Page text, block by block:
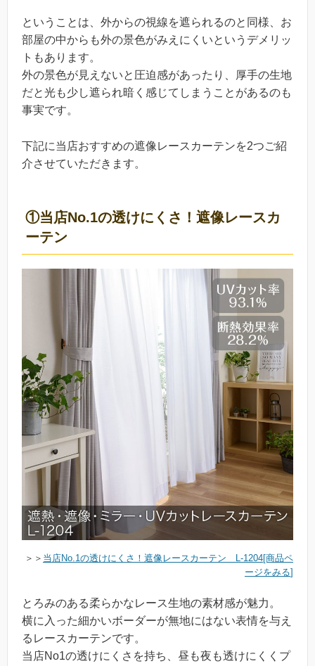
ということは、外からの視線を遮られるのと同様、お
部屋の中からも外の景色がみえにくいというデメリッ
トもあります。
外の景色が見えないと圧迫感があったり、厚手の生地
だと光も少し遮られ暗く感じてしまうことがあるのも
事実です。
下記に当店おすすめの遮像レースカーテンを2つご紹
介させていただきます。
①当店No.1の透けにくさ！遮像レースカ
ーテン
＞＞ 当店No.1の透けにくさ！遮像レースカーテン L-1204[商品ペ
ージをみる]
とろみのある柔らかなレース生地の素材感が魅力。
横に入った細かいボーダーが無地にはない表情を与え
るレースカーテンです。
当店No1の透けにくさを持ち、昼も夜も透けにくくプ